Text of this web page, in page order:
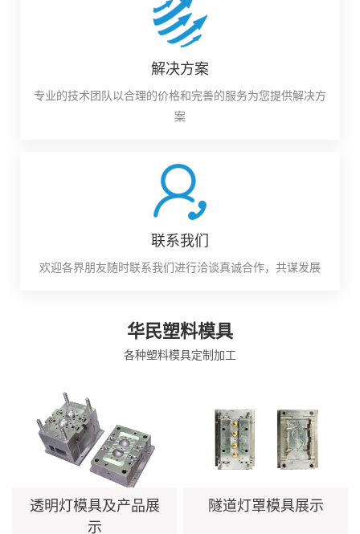
解决方案
专业的技术团队以合理的价格和完善的服务为您提供解决方
案
联系我们
欢迎各界朋友随时联系我们进行洽谈真诚合作，共谋发展
华民塑料模具
各种塑料模具定制加工
透明灯模具及产品展
示
隧道灯罩模具展示